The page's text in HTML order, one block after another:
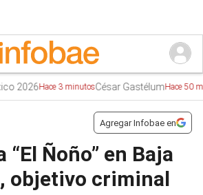
Hace 3 minutosCésar GastélumHace 50 minutos
Agregar Infobae en
“El Ñoño” en Baja
objetivo criminal